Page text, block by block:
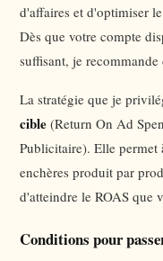
d'affaires et d'optimiser
Dès que votre compte
suffisant, je
La stratégie que je
cible (Return On Ad
Publicitaire). Elle permet
enchères produit par
d'atteindre le ROAS que
Conditions pour